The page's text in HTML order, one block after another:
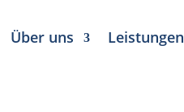
Über uns Leistungen